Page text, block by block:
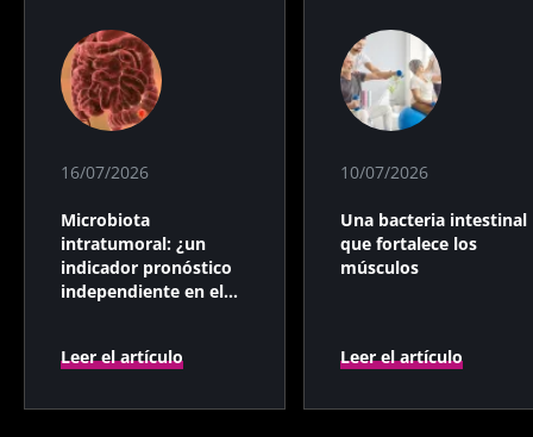
16/07/2026
Microbiota
intratumoral: ¿un
indicador pronóstico
independiente en el
Leer el artículo
10/07/2026
Una bacteria intestinal
que fortalece los
músculos
Leer el artículo